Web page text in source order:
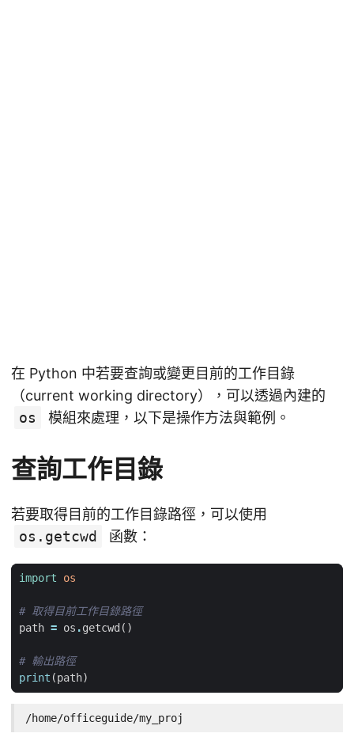
在 Python 中若要查詢或變更目前的工作目錄
（current working directory），可以透過內建的
os
模組來處理，以下是操作方法與範例。
查詢工作目錄
若要取得目前的工作目錄路徑，可以使用
os.getcwd
函數：
import os
# 取得目前工作目錄路徑
path = os .getcwd ()
# 輸出路徑
print (path)
/home/officeguide/my_proj